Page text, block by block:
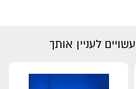
לעניין אותך